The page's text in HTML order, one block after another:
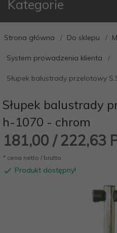
Kategorie
Strona główna Do sklepu
System prowadzenia klienta
Słupek balustrady przelotowy
Słupek balustrady
h-1070 - chrom
181,00 / 222,63
* cena netto / brutto
Produkt dostępny!